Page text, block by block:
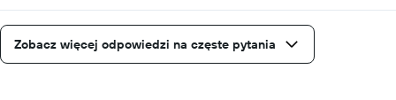
Zobacz więcej odpowiedzi na częste pytania